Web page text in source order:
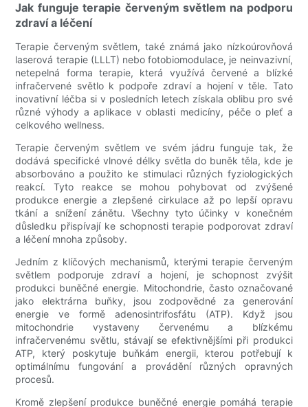
Jak funguje terapie červeným světlem na podporu
zdraví a léčení
Terapie červeným světlem, také známá jako nízkoúrovňová
laserová terapie (LLLT) nebo fotobiomodulace, je neinvazivní,
netepelná forma terapie, která využívá červené a blízké
infračervené světlo k podpoře zdraví a hojení v těle. Tato
inovativní léčba si v posledních letech získala oblibu pro své
různé výhody a aplikace v oblasti medicíny, péče o pleť a
celkového wellness.
Terapie červeným světlem ve svém jádru funguje tak, že
dodává specifické vlnové délky světla do buněk těla, kde je
absorbováno a použito ke stimulaci různých fyziologických
reakcí. Tyto reakce se mohou pohybovat od zvýšené
produkce energie a zlepšené cirkulace až po lepší opravu
tkání a snížení zánětu. Všechny tyto účinky v konečném
důsledku přispívají ke schopnosti terapie podporovat zdraví
a léčení mnoha způsoby.
Jedním z klíčových mechanismů, kterými terapie červeným
světlem podporuje zdraví a hojení, je schopnost zvýšit
produkci buněčné energie. Mitochondrie, často označované
jako elektrárna buňky, jsou zodpovědné za generování
energie ve formě adenosintrifosfátu (ATP). Když jsou
mitochondrie vystaveny červenému a blízkému
infračervenému světlu, stávají se efektivnějšími při produkci
ATP, který poskytuje buňkám energii, kterou potřebují k
optimálnímu fungování a provádění různých opravných
procesů.
Kromě zlepšení produkce buněčné energie pomáhá terapie